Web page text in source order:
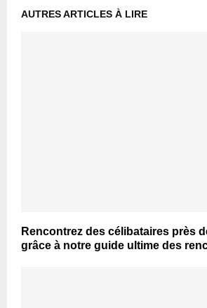
AUTRES ARTICLES À LIRE
Rencontrez des célibataires près
grâce à notre guide ultime des